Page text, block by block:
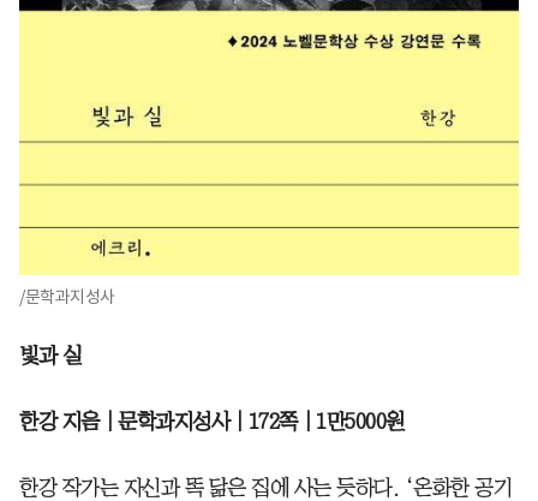
/문학과지성사
빛과 실
한강 지음｜문학과지성사｜172쪽｜1만5000원
한강 작가는 자신과 똑 닮은 집에 사는 듯하다. ‘온화한 공기